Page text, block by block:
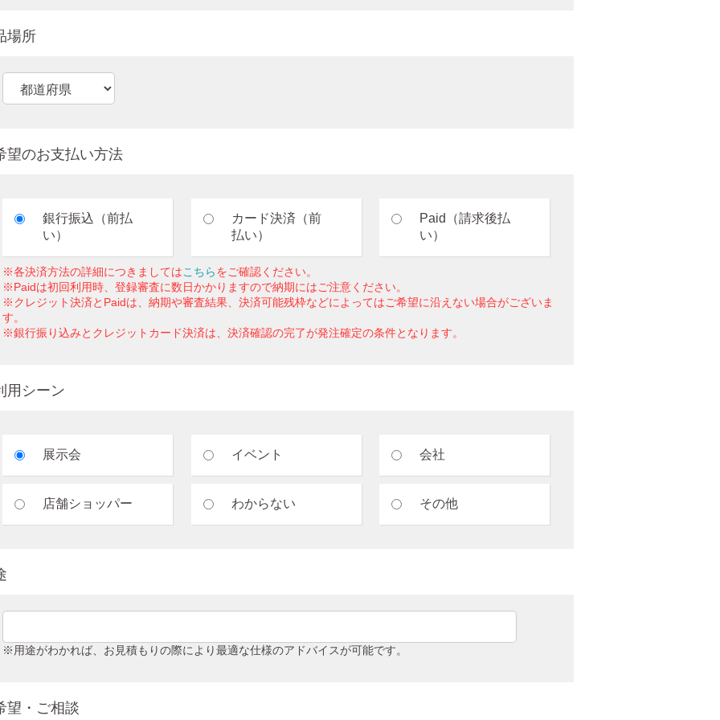
場所
望のお支払い方法
銀行振込（前払
い）
カード決済（前
払い）
Paid（請求後払
い）
※各決済方法の詳細につきましてはこちらをご確認ください。
※Paidは初回利用時、登録審査に数日かかりますので納期にはご注意ください。
※クレジット決済とPaidは、納期や審査結果、決済可能残枠などによってはご希望に沿えない場合がございま
す。
※銀行振り込みとクレジットカード決済は、決済確認の完了が発注確定の条件となります。
用シーン
展示会 イベント 会社
店舗ショッパー わからない その他
※用途がわかれば、お見積もりの際により最適な仕様のアドバイスが可能です。
望・ご相談